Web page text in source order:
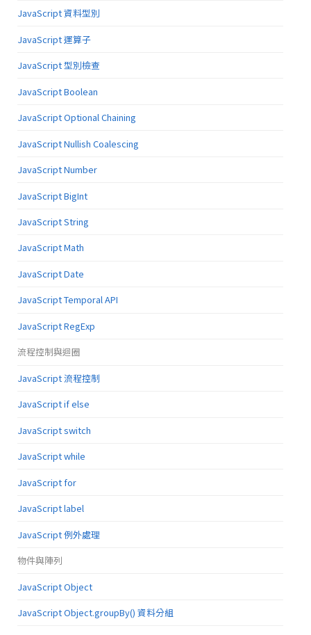
JavaScript 資料型別
JavaScript 運算子
JavaScript 型別檢查
JavaScript Boolean
JavaScript Optional Chaining
JavaScript Nullish Coalescing
JavaScript Number
JavaScript BigInt
JavaScript String
JavaScript Math
JavaScript Date
JavaScript Temporal API
JavaScript RegExp
流程控制與迴圈
JavaScript 流程控制
JavaScript if else
JavaScript switch
JavaScript while
JavaScript for
JavaScript label
JavaScript 例外處理
物件與陣列
JavaScript Object
JavaScript Object.groupBy() 資料分組